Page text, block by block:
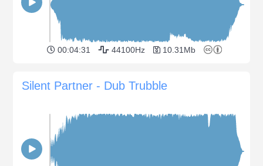
00:04:31 44100Hz 10.31Mb
Silent Partner - Dub Trubble